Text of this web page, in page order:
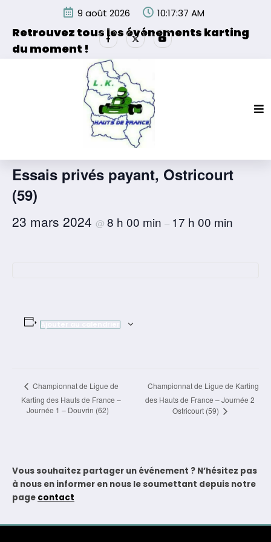
contenu
9 août 2026 10:17:37 AM
Retrouvez tous les événements karting
du moment !
Les événements organisés par la Ligue de Karting des
Hauts de France et de ses partenaires.
« Tous les Évènements
Cet évènement est passé.
Essais privés payant, Ostricourt
(59)
23 mars 2024 @ 8 h 00 min – 17 h 00 min
Ajouter au calendrier
Navigation
Évènement
Championnat de Ligue de
Karting des Hauts de France –
Journée 1 – Douvrin (62)
Championnat de Ligue de Karting
des Hauts de France – Journée 2
Ostricourt (59)
Vous souhaitez partager un événement ? N’hésitez pas
à nous en informer en nous le soumettant depuis notre
page contact